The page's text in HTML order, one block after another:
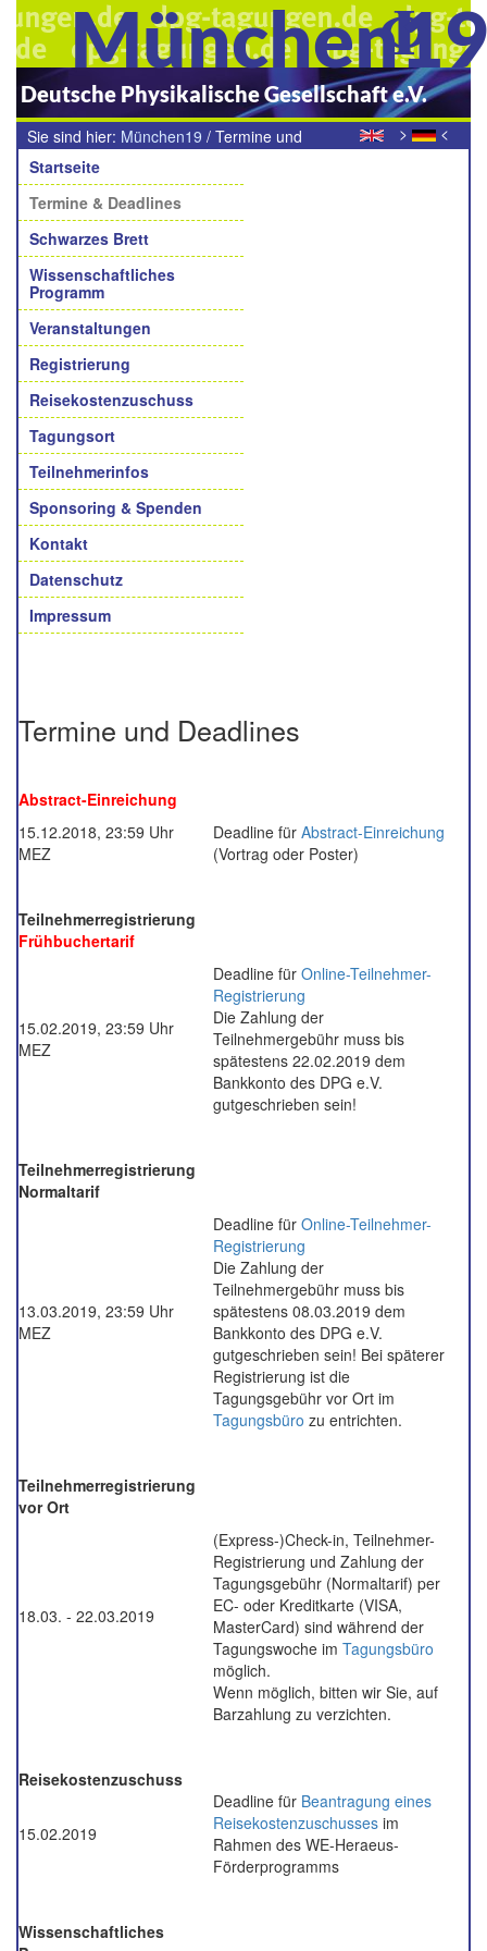
München19
Deutsche Physikalische Gesellschaft e.V.
> <
Sie sind hier: München19 / Termine und
Deadlines
Navigation
Startseite
Termine & Deadlines
Schwarzes Brett
Wissenschaftliches
Programm
Veranstaltungen
Registrierung
Reisekostenzuschuss
Tagungsort
Teilnehmerinfos
Sponsoring & Spenden
Kontakt
Datenschutz
Impressum
Termine und Deadlines
Abstract-Einreichung
15.12.2018, 23:59 Uhr
MEZ
Deadline für Abstract-Einreichung
(Vortrag oder Poster)
Teilnehmerregistrierung
Frühbuchertarif
15.02.2019, 23:59 Uhr
MEZ
Deadline für Online-Teilnehmer-
Registrierung
Die Zahlung der
Teilnehmergebühr muss bis
spätestens 22.02.2019 dem
Bankkonto des DPG e.V.
gutgeschrieben sein!
Teilnehmerregistrierung
Normaltarif
13.03.2019, 23:59 Uhr
MEZ
Deadline für Online-Teilnehmer-
Registrierung
Die Zahlung der
Teilnehmergebühr muss bis
spätestens 08.03.2019 dem
Bankkonto des DPG e.V.
gutgeschrieben sein! Bei späterer
Registrierung ist die
Tagungsgebühr vor Ort im
Tagungsbüro zu entrichten.
Teilnehmerregistrierung
vor Ort
18.03. - 22.03.2019
(Express-)Check-in, Teilnehmer-
Registrierung und Zahlung der
Tagungsgebühr (Normaltarif) per
EC- oder Kreditkarte (VISA,
MasterCard) sind während der
Tagungswoche im Tagungsbüro
möglich.
Wenn möglich, bitten wir Sie, auf
Barzahlung zu verzichten.
Reisekostenzuschuss
15.02.2019
Deadline für Beantragung eines
Reisekostenzuschusses im
Rahmen des WE-Heraeus-
Förderprogramms
Wissenschaftliches